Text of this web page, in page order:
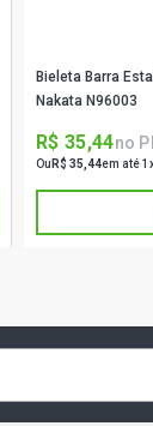
Bieleta Barra
Nakata N96003
R$ 35,44no
Ou R$ 35,44em até